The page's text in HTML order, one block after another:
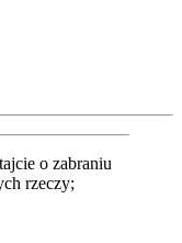
o zabraniu
rzeczy;